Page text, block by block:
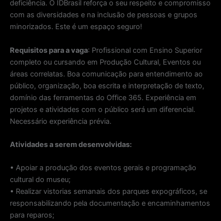
deficiência. O IDBrasil reforça o seu respeito e compromisso
com as diversidades e na inclusão de pessoas e grupos
minorizados. Este é um espaço seguro!
Requisitos para a vaga: Profissional com Ensino Superior
completo ou cursando em Produção Cultural, Eventos ou
áreas correlatas. Boa comunicação para entendimento ao
público, organização, boa escrita e interpretação de texto,
domínio das ferramentas do Office 365. Experiência em
projetos e atividades com o público será um diferencial.
Necessário experiência prévia.
Atividades a serem desenvolvidas:
• Apoiar a produção dos eventos gerais e programação
cultural do museu;
• Realizar vistorias semanais dos parques expográficos, se
responsabilizando pela documentação e encaminhamentos
para reparos;